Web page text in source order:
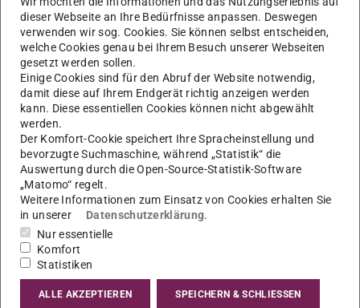
Bild: Familienarchiv Evers
Evers beim Sportfest im
Hoschulstadtion an der Licht…
Evers waehrend der Eroeffnung
der Francis Bacon- Ausstellun…
dieser Webseite an Ihre Bedürfnisse anpassen. Deswegen
verwenden wir sog. Cookies. Sie können selbst entscheiden,
welche Cookies genau bei Ihrem Besuch unserer Webseiten
gesetzt werden sollen.
Einige Cookies sind für den Abruf der Website notwendig,
damit diese auf Ihrem Endgerät richtig anzeigen werden
kann. Diese essentiellen Cookies können nicht abgewählt
werden.
Der Komfort-Cookie speichert Ihre Spracheinstellung und
bevorzugte Suchmaschine, während „Statistik“ die
Auswertung durch die Open-Source-Statistik-Software
„Matomo“ regelt.
Weitere Informationen zum Einsatz von Cookies erhalten Sie
in unserer
Datenschutzerklärung.
Nur essentielle
Komfort
Statistiken
ALLE AKZEPTIEREN SPEICHERN & SCHLIESSEN